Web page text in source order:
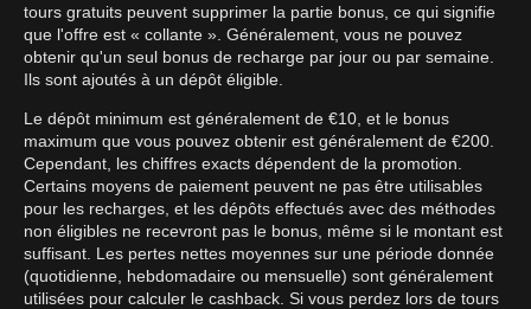
tours gratuits peuvent supprimer la partie bonus, ce qui signifie
que l'offre est « collante ». Généralement, vous ne pouvez
obtenir qu'un seul bonus de recharge par jour ou par semaine.
Ils sont ajoutés à un dépôt éligible.
Le dépôt minimum est généralement de €10, et le bonus
maximum que vous pouvez obtenir est généralement de €200.
Cependant, les chiffres exacts dépendent de la promotion.
Certains moyens de paiement peuvent ne pas être utilisables
pour les recharges, et les dépôts effectués avec des méthodes
non éligibles ne recevront pas le bonus, même si le montant est
suffisant. Les pertes nettes moyennes sur une période donnée
(quotidienne, hebdomadaire ou mensuelle) sont généralement
utilisées pour calculer le cashback. Si vous perdez lors de tours